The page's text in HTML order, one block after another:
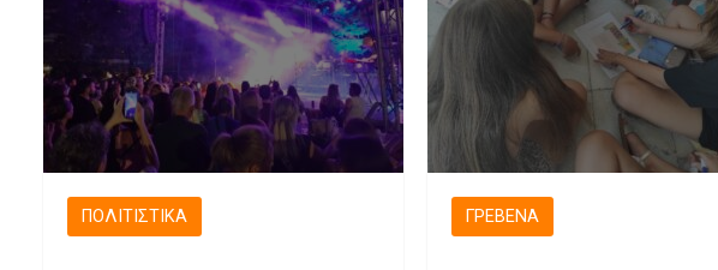
ΠΟΛΙΤΙΣΤΙΚΆ ΓΡΕΒΕΝΆ